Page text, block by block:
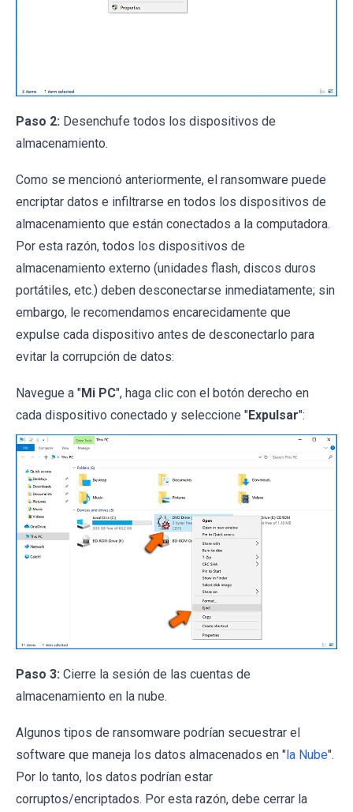
Paso 2: Desenchufe todos los dispositivos de
almacenamiento.
Como se mencionó anteriormente, el ransomware puede
encriptar datos e infiltrarse en todos los dispositivos de
almacenamiento que están conectados a la computadora.
Por esta razón, todos los dispositivos de
almacenamiento externo (unidades flash, discos duros
portátiles, etc.) deben desconectarse inmediatamente; sin
embargo, le recomendamos encarecidamente que
expulse cada dispositivo antes de desconectarlo para
evitar la corrupción de datos:
Navegue a "Mi PC", haga clic con el botón derecho en
cada dispositivo conectado y seleccione "Expulsar":
Paso 3: Cierre la sesión de las cuentas de
almacenamiento en la nube.
Algunos tipos de ransomware podrían secuestrar el
software que maneja los datos almacenados en " la Nube".
Por lo tanto, los datos podrían estar
corruptos/encriptados. Por esta razón, debe cerrar la